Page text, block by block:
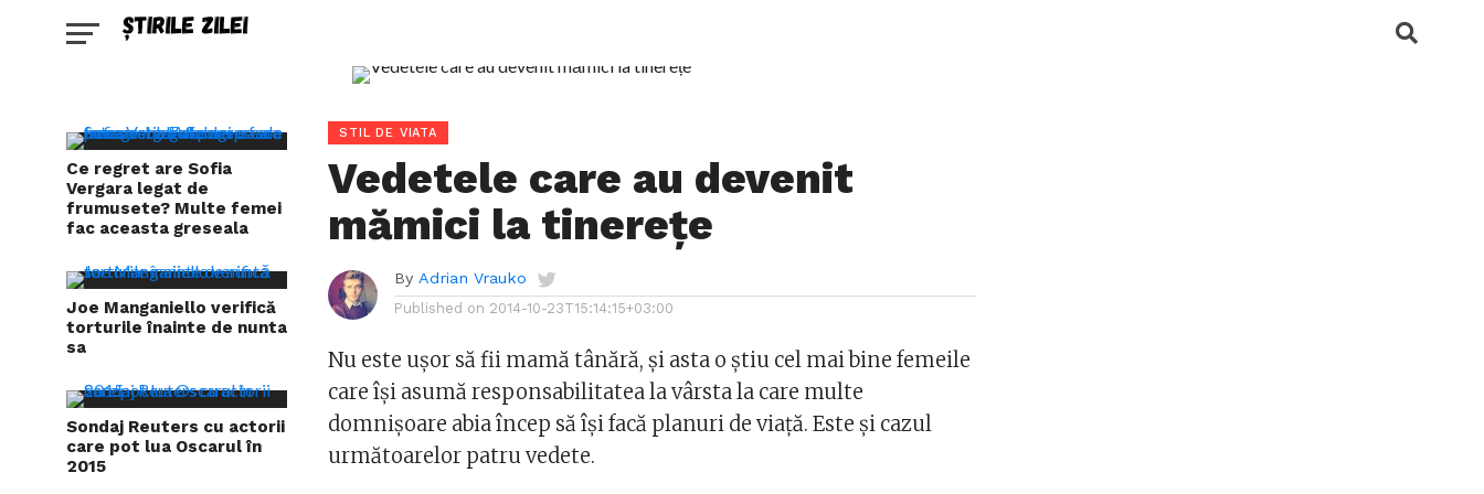
Ce regret are Sofia
Vergara legat de
frumusete? Multe femei
fac aceasta greseala
Joe Manganiello verifică
torturile înainte de nunta
sa
Sondaj Reuters cu actorii
care pot lua Oscarul în
2015
STIL DE VIATA
Vedetele care au devenit
mămici la tinerețe
By Adrian Vrauko
Published on 2014-10-23T15:14:15+03:00
Nu este ușor să fii mamă tânără, și asta o știu cel mai bine femeile
care își asumă responsabilitatea la vârsta la care multe
domnișoare abia încep să își facă planuri de viață. Este și cazul
următoarelor patru vedete.